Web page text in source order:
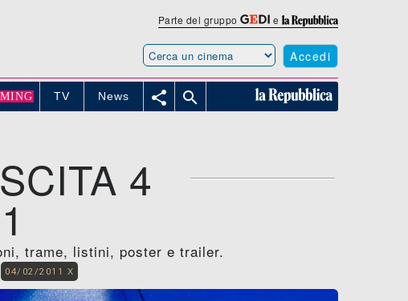
Parte del gruppo e
Accedi
TV News  
4
trame, listini, poster e trailer.
04/02/2011 X